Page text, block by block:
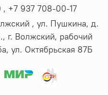
‪+7 937 708-00-17
, ул. Пушкина, д.
г. Волжский, рабочий
ул. Октябрьская 87Б